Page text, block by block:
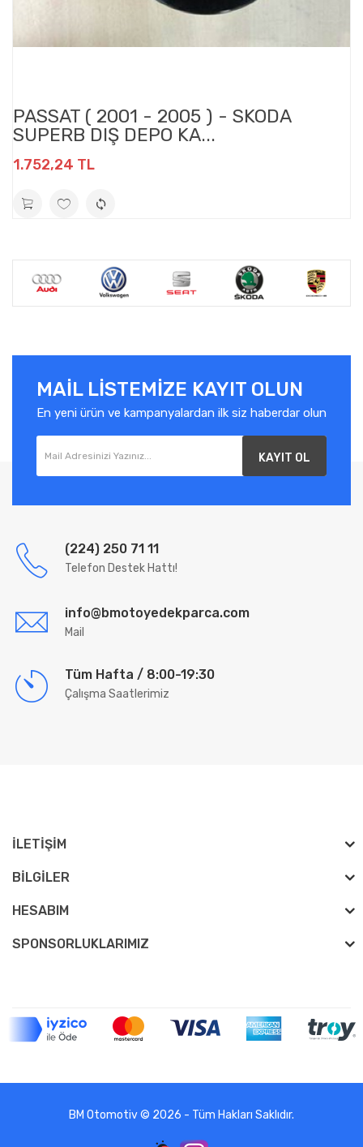
PASSAT ( 2001 - 2005 ) - SKODA
SUPERB DIŞ DEPO KA...
1.752,24 TL
MAIL LISTEMIZE KAYIT OLUN
En yeni ürün ve kampanyalardan ilk siz haberdar olun
KAYIT OL
(224) 250 71 11
Telefon Destek Hattı!
info@bmotoyedekparca.com
Mail
Tüm Hafta / 8:00-19:30
Çalışma Saatlerimiz
İLETIŞIM
BILGILER
HESABIM
SPONSORLUKLARIMIZ
BM Otomotiv © 2026 - Tüm Hakları Saklıdır.